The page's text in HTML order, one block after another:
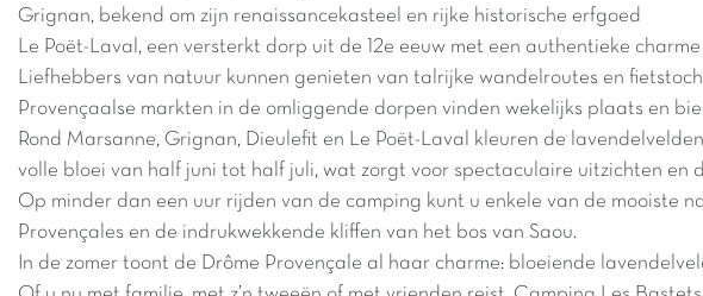
Grignan, bekend om zijn renaissancekasteel en rijke historische erfgoed
Le Poët-Laval, een versterkt dorp uit de 12e eeuw met een authentieke charme
Liefhebbers van natuur kunnen genieten van talrijke wandelroutes en
Provençaalse markten in de omliggende dorpen vinden wekelijks plaats en
Rond Marsanne, Grignan, Dieulefit en Le Poët-Laval kleuren de
volle bloei van half juni tot half juli, wat zorgt voor spectaculaire uitzichten en
Op minder dan een uur rijden van de camping kunt u enkele van de mooiste
Provençales en de indrukwekkende kliffen van het bos van Saou.
In de zomer toont de Drôme Provençale al haar charme: bloeiende